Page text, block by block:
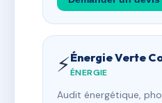
⚡Énergie Verte
ÉNERGIE
Audit énergétique,